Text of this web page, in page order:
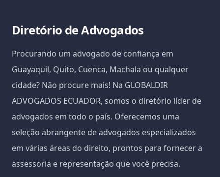
Diretório de Advogados
Procurando um advogado de confiança em
Guayaquil, Quito, Cuenca, Machala ou qualquer
cidade? Não procure mais! Na GLOBALDIR
ADVOGADOS ECUADOR, somos o diretório líder de
advogados em todo o país. Oferecemos uma
seleção abrangente de advogados especializados
em várias áreas do direito, prontos para fornecer a
assessoria e representação que você precisa.